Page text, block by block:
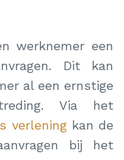
werknemer een
Dit kan
al een ernstige
Via het
verleningkan de
bij het